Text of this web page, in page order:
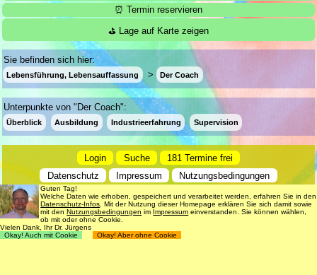
⏰ Termin reservieren
⛳ Lage auf Karte zeigen
Sie befinden sich hier:
Lebensführung, Lebensauffassung Der Coach
Unterpunkte von "Der Coach":
Überblick Ausbildung Industrieerfahrung Supervision
Login Suche
181 Termine frei
Datenschutz
Impressum Nutzungsbedingungen
© 1998 - 2018Dr. rer. nat. Martin Jürgens. All Rights Reserved.
Guten Tag!
Welche Daten wie erhoben, gespeichert und verarbeitet werden, erfahren Sie in den
Datenschutz-Infos . Mit der Nutzung dieser Homepage erklären Sie sich damit sowie
mit denNutzungsbedingungen im Impressum einverstanden. Sie können wählen,
ob mit oder ohne Cookie.
Vielen Dank, Ihr Dr. Jürgens
Okay! Auch mit Cookie
Okay! Aber ohne Cookie